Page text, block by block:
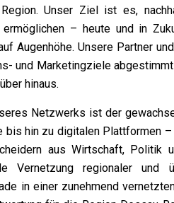
Unser Ziel ist es,
– heute und in
Augenhöhe. Unsere Partner
und Marketingziele
hinaus.
Netzwerks ist der
bis hin zu digitalen Plattformen
aus Wirtschaft,
Vernetzung regionaler und
in einer zunehmend